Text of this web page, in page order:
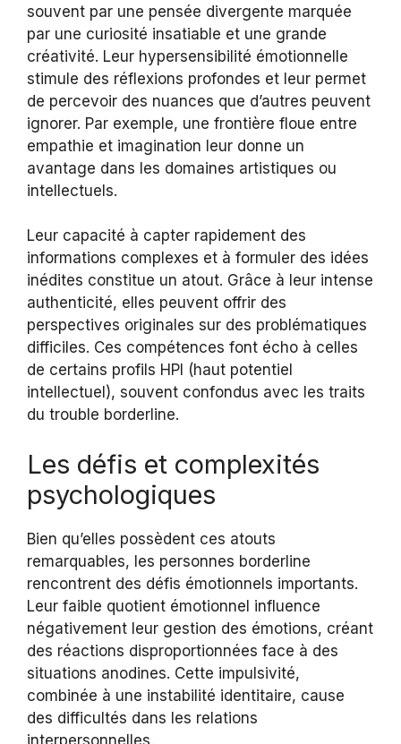
souvent par une pensée divergente marquée
par une curiosité insatiable et une grande
créativité. Leur hypersensibilité émotionnelle
stimule des réflexions profondes et leur permet
de percevoir des nuances que d’autres peuvent
ignorer. Par exemple, une frontière floue entre
empathie et imagination leur donne un
avantage dans les domaines artistiques ou
intellectuels.
Leur capacité à capter rapidement des
informations complexes et à formuler des idées
inédites constitue un atout. Grâce à leur intense
authenticité, elles peuvent offrir des
perspectives originales sur des problématiques
difficiles. Ces compétences font écho à celles
de certains profils HPI (haut potentiel
intellectuel), souvent confondus avec les traits
du trouble borderline.
Les défis et complexités
psychologiques
Bien qu’elles possèdent ces atouts
remarquables, les personnes borderline
rencontrent des défis émotionnels importants.
Leur faible quotient émotionnel influence
négativement leur gestion des émotions, créant
des réactions disproportionnées face à des
situations anodines. Cette impulsivité,
combinée à une instabilité identitaire, cause
des difficultés dans les relations
interpersonnelles.